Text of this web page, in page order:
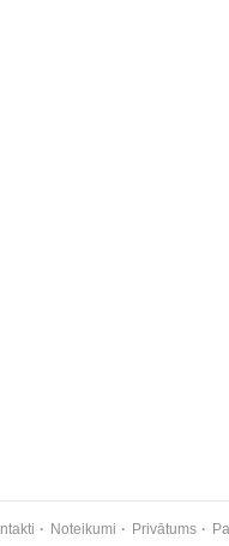
Noteikumi Privātums